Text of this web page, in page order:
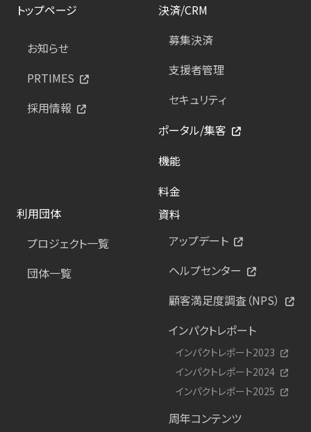
トップページ
お知らせ
PRTIMES
採用情報
決済/CRM
募集決済
支援者管理
セキュリティ
ポータル/集客
機能
料金
利用団体
プロジェクト一覧
団体一覧
資料
アップデート
ヘルプセンター
顧客満足度調査（NPS）
インパクトレポート
インパクトレポート2023
インパクトレポート2024
インパクトレポート2025
周年コンテンツ